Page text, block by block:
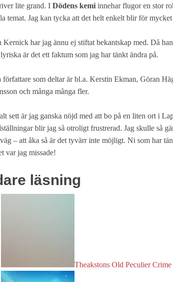
lite grand. I Dödens kemi innehar flugor en stor
temat. Jag kan tycka att det helt enkelt blir för
Kernick har jag ännu ej stiftat bekantskap med. Då
är det ett faktum som jag har tänkt ändra på.
författare som deltar är bl.a. Kerstin Ekman, Göran
och många många fler.
sett är jag ganska nöjd med att bo på en liten ort i
blir jag så otroligt frustrerad. Jag skulle så
– att åka så är det tyvärr inte möjligt. Ni som har
var jag missade!
läsning
Theakstons Old Peculier